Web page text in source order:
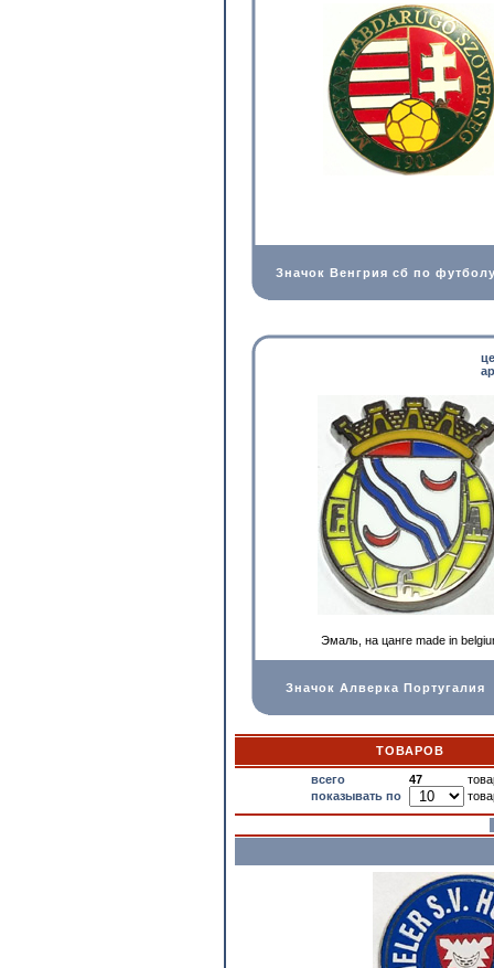
Значок Венгрия сб по
Эмаль, на цанге made in
Значок Алверка Португалия
ТОВАРОВ
всего 47
показывать по